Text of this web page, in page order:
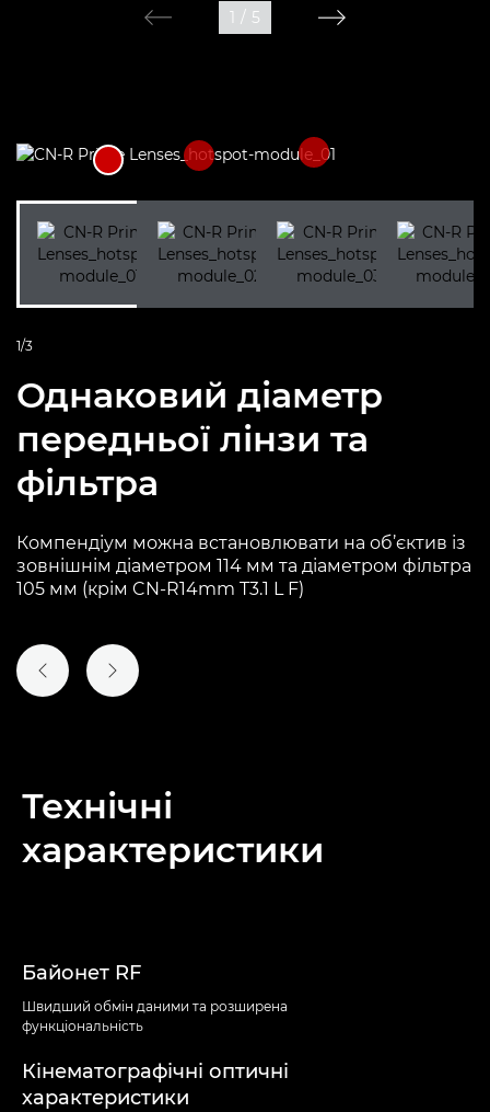
1 / 5
1/3
Однаковий діаметр
передньої лінзи та
фільтра
Компендіум можна встановлювати на об’єктив із
зовнішнім діаметром 114 мм та діаметром фільтра
105 мм (крім CN-R14mm T3.1 L F)
ПОПЕРЕДНІЙ СЛАЙД
НАСТУПНИЙ СЛАЙД
Технічні
характеристики
Байонет RF
Швидший обмін даними та розширена
функціональність
Кінематографічні оптичні
характеристики